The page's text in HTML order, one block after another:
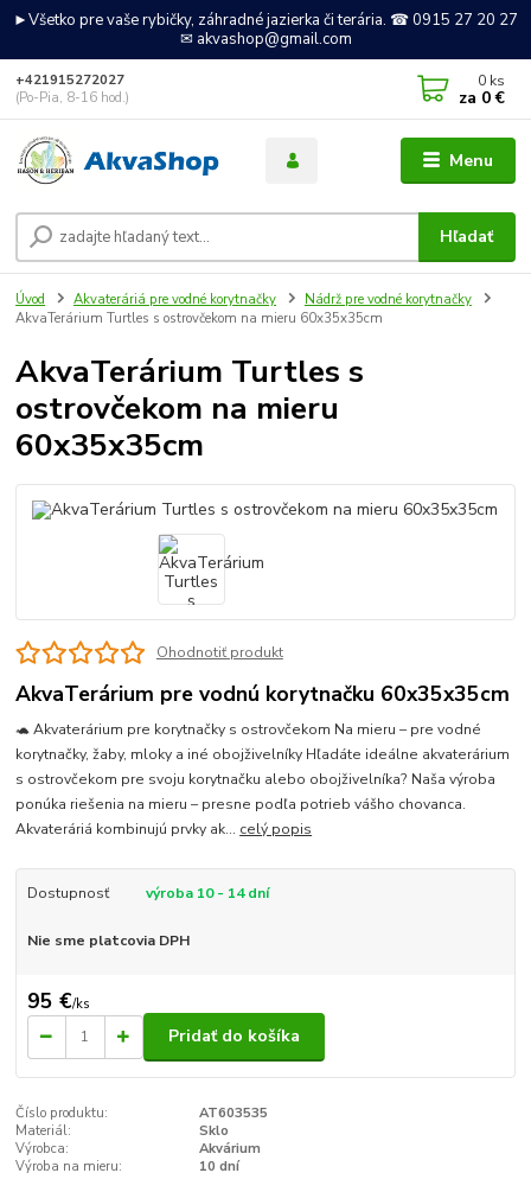
►Všetko pre vaše rybičky, záhradné jazierka či terária. ☎ 0915 27 20 27
✉ akvashop@gmail.com
Menu
Hľadať
+421915272027
(Po-Pia, 8-16 hod.)
0 ks
za 0 €
Úvod Akvateráriá pre vodné korytnačky
Nádrž pre vodné korytnačky
AkvaTerárium Turtles s ostrovčekom na mieru 60x35x35cm
AkvaTerárium Turtles s
ostrovčekom na mieru
60x35x35cm
Ohodnotiť produkt
AkvaTerárium pre vodnú korytnačku 60x35x35cm
🐢 Akvaterárium pre korytnačky s ostrovčekom Na mieru – pre vodné
korytnačky, žaby, mloky a iné obojživelníky Hľadáte ideálne akvaterárium
s ostrovčekom pre svoju korytnačku alebo obojživelníka? Naša výroba
ponúka riešenia na mieru – presne podľa potrieb vášho chovanca.
Akvateráriá kombinujú prvky ak... celý popis
Dostupnosť výroba 10 - 14 dní
Nie sme platcovia DPH
95 €/ks
Pridať do košíka
Číslo produktu:
AT603535
Materiál:
Sklo
Výrobca:
Akvárium
Výroba na mieru:
10 dní